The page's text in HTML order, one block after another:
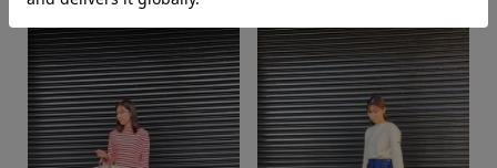
価格
商品タイプ